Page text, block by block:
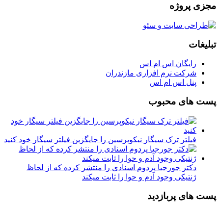
مجزی پروژه
تبلیغات
رایگان اس ام اس
شرکت نرم افزاری مازندران
پنل اس ام اس
پست های محبوب
فیلتر ترک سیگار نیکوپرسین را جایگزین فیلتر سیگار خود کنید
دکتر جورجیا پردوم اسنادی را منتشر کرده که از لحاظ
ژنتیکی وجود آدم و حوا را ثابت میکند
پست های پربازدید